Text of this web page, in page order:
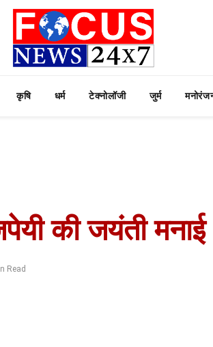
कृषि धर्म टेक्नोलॉजी जुर्म
की जयंती मनाई
Read